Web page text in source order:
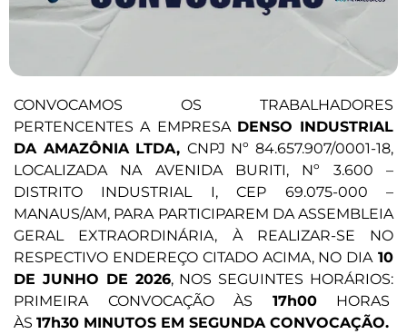
CONVOCAMOS OS TRABALHADORES
PERTENCENTES A EMPRESA DENSO INDUSTRIAL
DA AMAZÔNIA LTDA, CNPJ Nº 84.657.907/0001-18,
LOCALIZADA NA AVENIDA BURITI, Nº 3.600 –
DISTRITO INDUSTRIAL I, CEP 69.075-000 –
MANAUS/AM, PARA PARTICIPAREM DA ASSEMBLEIA
GERAL EXTRAORDINÁRIA, À REALIZAR-SE NO
RESPECTIVO ENDEREÇO CITADO ACIMA, NO DIA10
DE JUNHO DE 2026, NOS SEGUINTES HORÁRIOS:
PRIMEIRA CONVOCAÇÃO ÀS 17h00HORAS
ÀS 17h30 MINUTOS EM SEGUNDA CONVOCAÇÃO.